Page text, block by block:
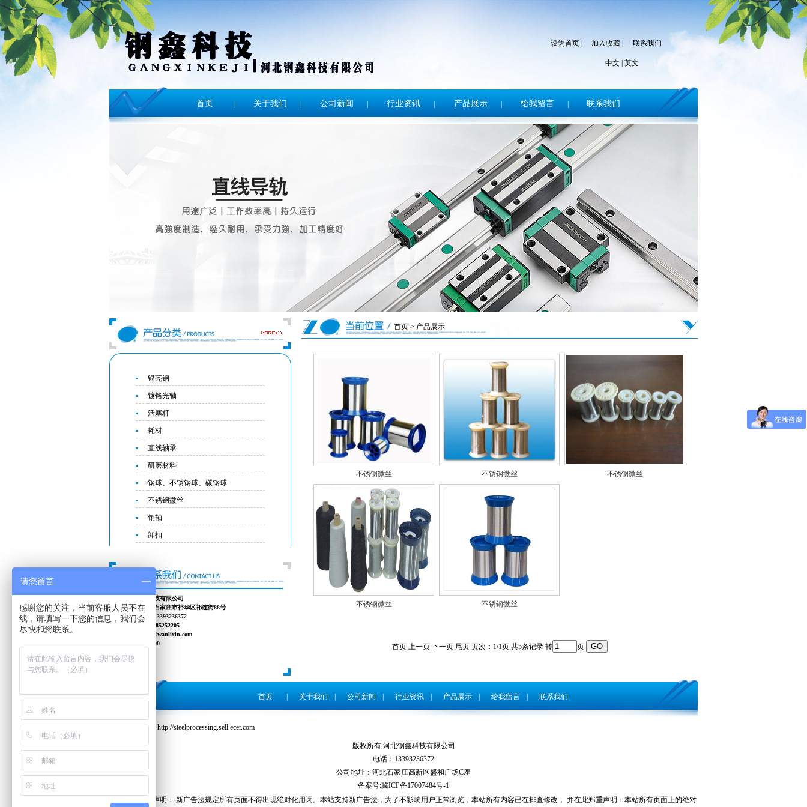
设为首页 加入收藏 联系我们
中文 英文
首页 关于我们 公司新闻 行业资讯 产品展示 给我留言 联系我们
银亮钢
镀铬光轴
活塞杆
耗材
直线轴承
研磨材料
钢球、不锈钢球、碳钢球
不锈钢微丝
销轴
卸扣
河北钢鑫科技有限公司
地址：河北石家庄市裕华区祁连街88号
联系方式：13393236372
传真：0311-85252205
邮箱：info@wanlixin.com
邮编：050000
首页 > 产品展示
不锈钢微丝 不锈钢微丝 不锈钢微丝
不锈钢微丝 不锈钢微丝
首页 上一页 下一页 尾页 页次：1/1页 共5条记录 转 页
首页 关于我们 公司新闻 行业资讯 产品展示 给我留言 联系我们
友情链接： http://steelprocessing.sell.ecer.com
版权所有:河北钢鑫科技有限公司
电话：13393236372
公司地址：河北石家庄高新区盛和广场C座
备案号:冀ICP备17007484号-1
关于新广告法声明： 新广告法规定所有页面不得出现绝对化用词。本站支持新广告法，为了不影响用户正常浏览，本站所有内容已在排查修改， 并在此郑重声明：本站所有页面上的绝对
请您留言
感谢您的关注，当前客服人员不在
线，请填写一下您的信息，我们会
尽快和您联系。